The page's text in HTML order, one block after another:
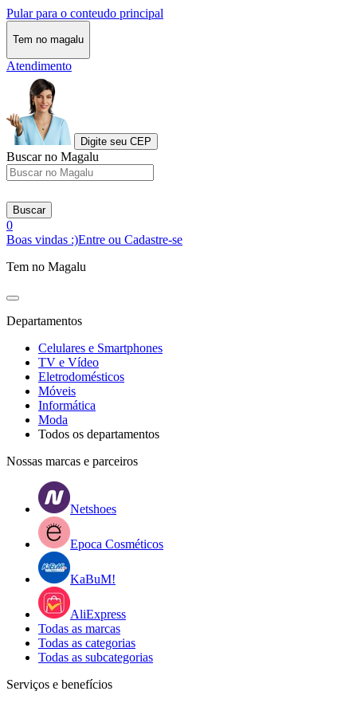
Pular para o conteudo principal
Tem no magalu
Atendimento
Digite seu CEP
Buscar no Magalu
Buscar
0
Boas vindas :)Entre ou Cadastre-se
Tem no Magalu
Departamentos
Celulares e Smartphones
TV e Vídeo
Eletrodomésticos
Móveis
Informática
Moda
Todos os departamentos
Nossas marcas e parceiros
Netshoes
Epoca Cosméticos
KaBuM!
AliExpress
Todas as marcas
Todas as categorias
Todas as subcategorias
Serviços e benefícios